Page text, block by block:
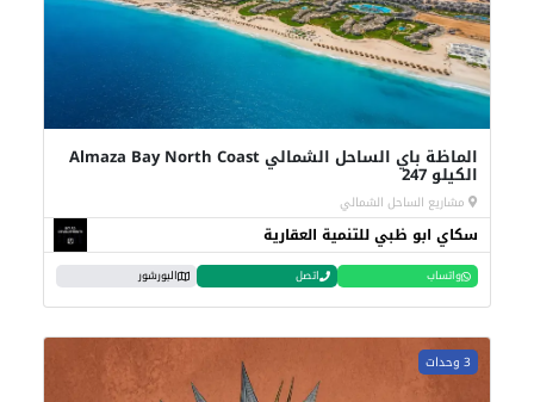
الماظة باي الساحل الشمالي Almaza Bay North Coast
الكيلو 247
مشاريع الساحل الشمالي
سكاي ابو ظبي للتنمية العقارية
واتساب اتصل البورشور
3 وحدات